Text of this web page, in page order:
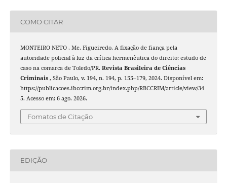
COMO CITAR
MONTEIRO NETO , Me. Figueiredo. A fixação de fiança pela
autoridade policial à luz da crítica hermenêutica do direito: estudo de
caso na comarca de Toledo/PR. Revista Brasileira de Ciências
Criminais , São Paulo, v. 194, n. 194, p. 155–179, 2024. Disponível em:
https://publicacoes.ibccrim.org.br/index.php/RBCCRIM/article/view/34
5. Acesso em: 6 ago. 2026.
Fomatos de Citação
EDIÇÃO